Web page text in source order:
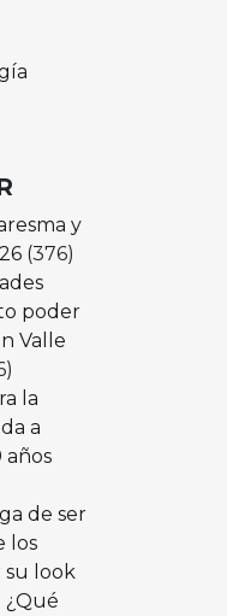
y
(376)
poder
Valle
la
a
años
de ser
los
su look
¿Qué